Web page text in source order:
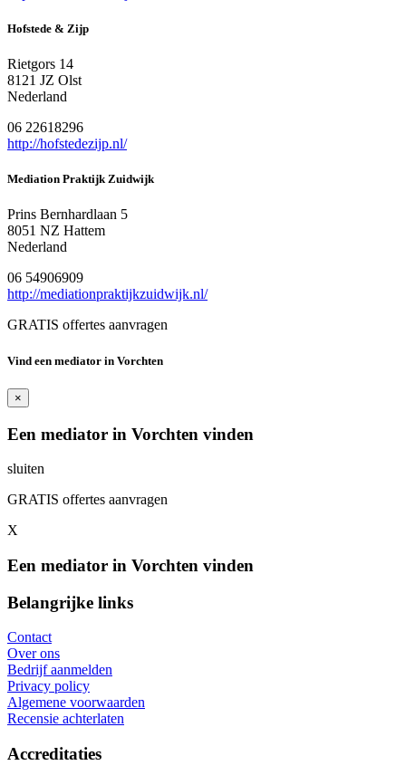
Hofstede & Zijp
Rietgors 14
8121 JZ Olst
Nederland
06 22618296
http://hofstedezijp.nl/
Mediation Praktijk Zuidwijk
Prins Bernhardlaan 5
8051 NZ Hattem
Nederland
06 54906909
http://mediationpraktijkzuidwijk.nl/
GRATIS offertes aanvragen
Vind een mediator in Vorchten
×
Een mediator in Vorchten vinden
sluiten
GRATIS offertes aanvragen
X
Een mediator in Vorchten vinden
Belangrijke links
Contact
Over ons
Bedrijf aanmelden
Privacy policy
Algemene voorwaarden
Recensie achterlaten
Accreditaties